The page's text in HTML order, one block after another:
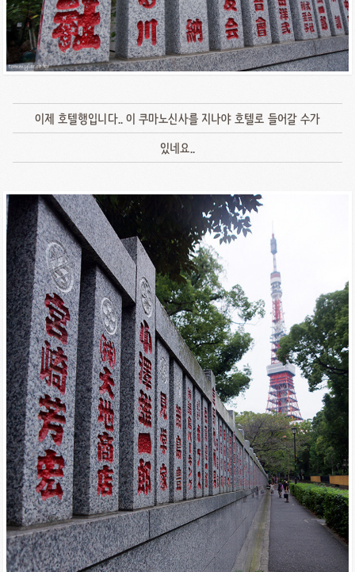
이제 호텔행입니다.. 이 쿠마노신사를 지나야 호텔로 들어갈 수가
있네요..